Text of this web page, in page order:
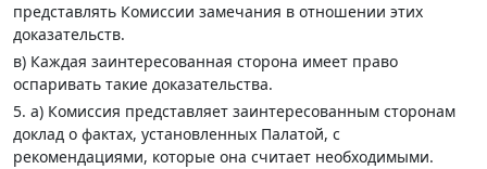
представлять Комиссии замечания в отношении этих
доказательств.
в) Каждая заинтересованная сторона имеет право
оспаривать такие доказательства.
5. а) Комиссия представляет заинтересованным сторонам
доклад о фактах, установленных Палатой, с
рекомендациями, которые она считает необходимыми.